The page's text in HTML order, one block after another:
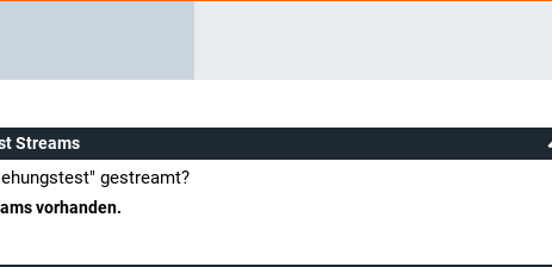
Streams
gestreamt?
vorhanden.